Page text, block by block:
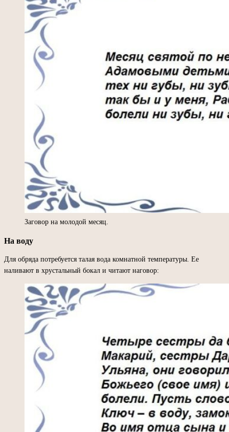
Заговор на молодой месяц.
На воду
Для обряда потребуется талая вода комнатной температуры. Ее
наливают в хрустальный бокал и читают наговор: